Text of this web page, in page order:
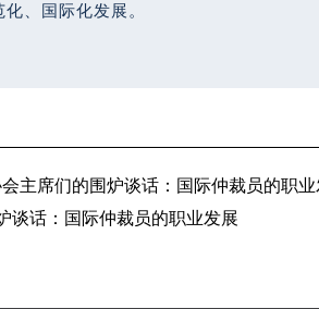
、国际化发展。
主席们的围炉谈话：国际仲裁员的职
谈话：国际仲裁员的职业发展